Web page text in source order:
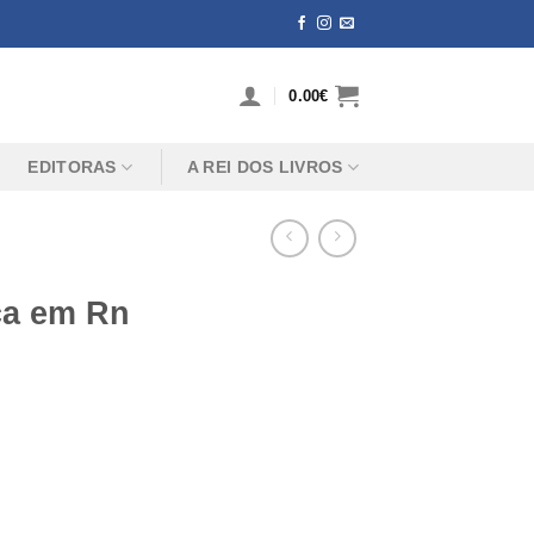
0.00€
EDITORAS A REI DOS LIVROS
em Rn